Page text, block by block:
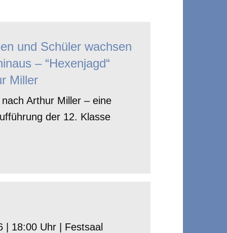
und Schüler wachsen
– “Hexenjagd“
Miller
nach Arthur Miller – eine
der 12. Klasse
| 18:00 Uhr | Festsaal